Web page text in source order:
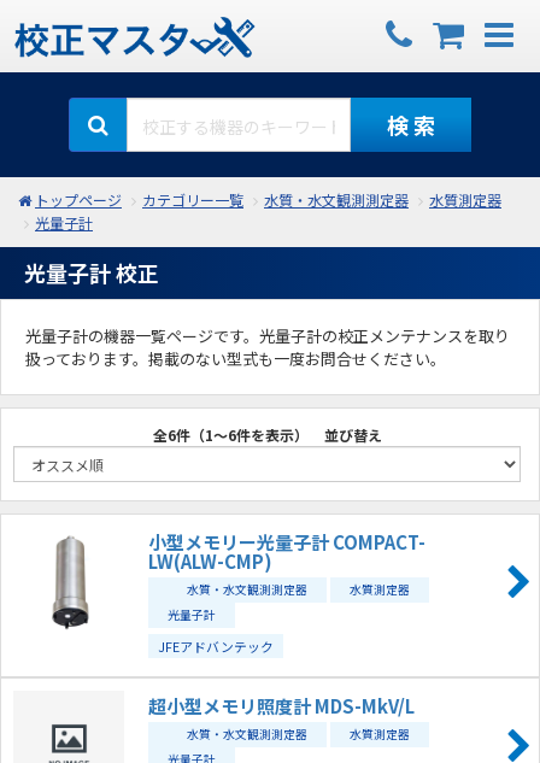
検 索
トップページ カテゴリー一覧 水質・水文観測測定器
水質測定器
光量子計
光量子計 校正
光量子計の機器一覧ページです。光量子計の校正メンテナンスを取り
扱っております。掲載のない型式も一度お問合せください。
全6件（1～6件を表示） 並び替え
小型メモリー光量子計 COMPACT-
LW(ALW-CMP)
水質・水文観測測定器
水質測定器
光量子計
JFEアドバンテック
超小型メモリ照度計 MDS-MkV/L
水質・水文観測測定器
水質測定器
光量子計